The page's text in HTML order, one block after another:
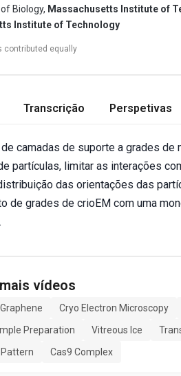
Biology, Massachusetts Institute of
Institute of Technology
contributed equally
Transcrição Perspetivas
camadas de suporte a grades
partículas, limitar as interações
das orientações das
de grades de crioEM com uma
vídeos
Cryo Electron Microscopy
Preparation
Vitreous Ice
Cas9 Complex